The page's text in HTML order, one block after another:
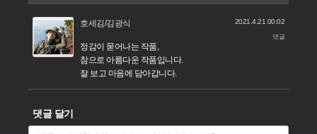
호세김/김광식 2021.4.21 00:02
댓글
정감이 묻어나는 작품,
참으로 아름다운 작품입니다.
잘 보고 마음에 담아갑니다.
댓글 달기